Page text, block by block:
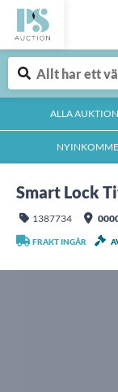
ALLA
Smart Lock
1387734
FRAKT INGÅR